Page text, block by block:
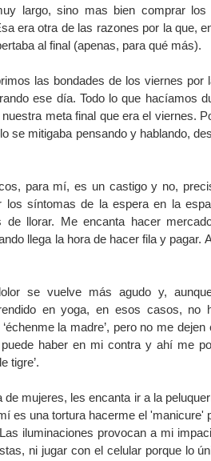
largo, sino mas bien comprar los
era otra de las razones por la que,
al final (apenas, para qué más).
las bondades de los viernes por
ese día. Todo lo que hacíamos
meta final que era el viernes.
se mitigaba pensando y hablando,
para mí, es un castigo y no,
los síntomas de la espera en la
de llorar. Me encanta hacer
llega la hora de hacer fila y pagar.
se vuelve más agudo y,
en yoga, en esos casos, no
la madre’, pero no me
haber en mi contra y ahí me
tigre’.
de mujeres, les encanta ir a la
es una tortura hacerme el 'manicure'
iluminaciones provocan a mi
ni jugar con el celular porque lo